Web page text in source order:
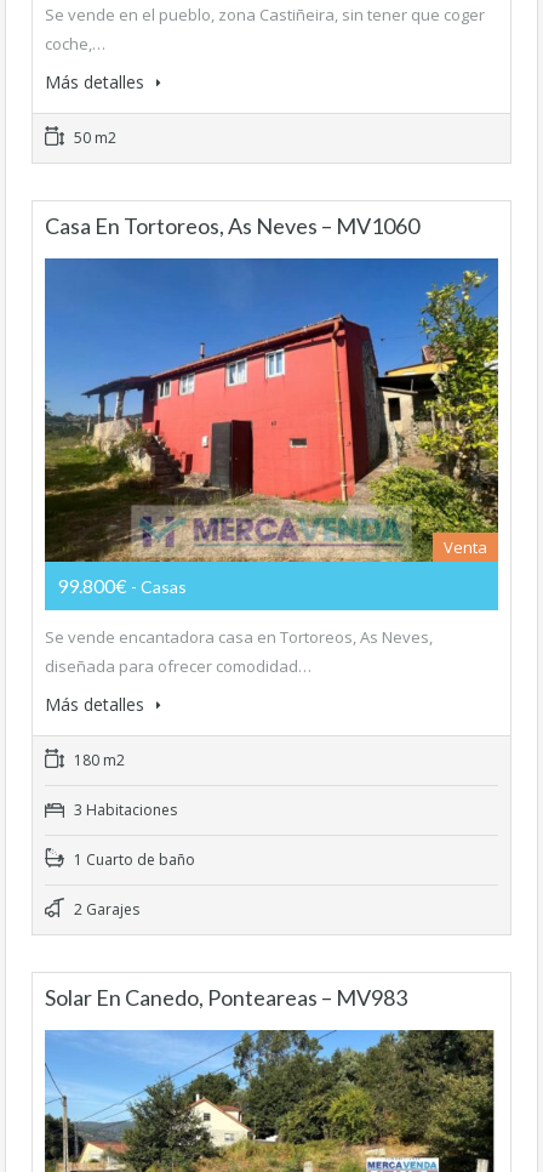
Se vende en el pueblo, zona Castiñeira, sin tener que coger
coche,…
Más detalles
50 m2
Casa En Tortoreos, As Neves – MV1060
Venta
99.800€ - Casas
Se vende encantadora casa en Tortoreos, As Neves,
diseñada para ofrecer comodidad…
Más detalles
180 m2
3 Habitaciones
1 Cuarto de baño
2 Garajes
Solar En Canedo, Ponteareas – MV983